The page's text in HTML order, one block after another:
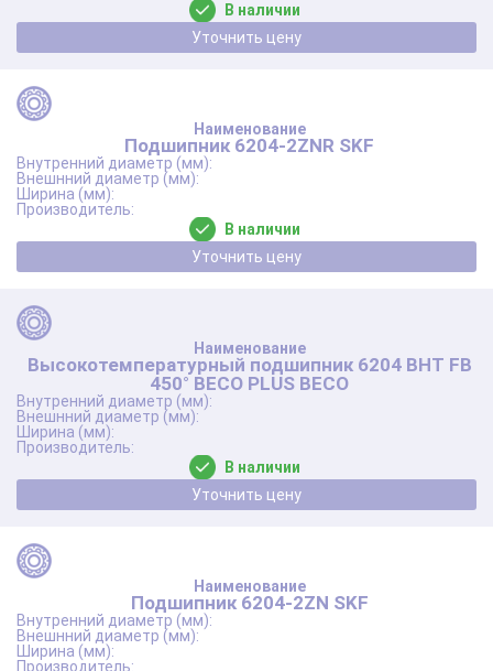
В наличии
Уточнить цену
Подшипник 6204-2ZNR SKF
В наличии
Уточнить цену
Высокотемпературный подшипник 6204 BHT FB
450° BЕСО PLUS BECO
В наличии
Уточнить цену
Подшипник 6204-2ZN SKF